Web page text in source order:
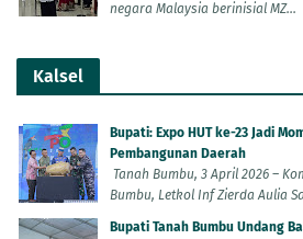
negara Malaysia berinisial MZ...
Kalsel
Bupati: Expo HUT ke-23 Jadi
Pembangunan Daerah
Tanah Bumbu, 3 April 2026 –
Bumbu, Letkol Inf Zierda Aulia
Bupati Tanah Bumbu Undang